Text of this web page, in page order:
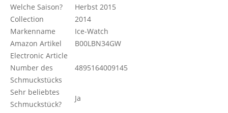
Welche Saison?
Herbst 2015
Collection
2014
Markenname
Ice-Watch
Amazon Artikel
B00LBN34GW
Electronic Article
Number des
Schmuckstücks
4895164009145
Sehr beliebtes
Schmuckstück?
Ja